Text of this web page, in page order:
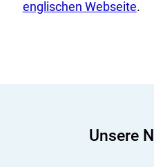
englischen Webseite.
Unsere